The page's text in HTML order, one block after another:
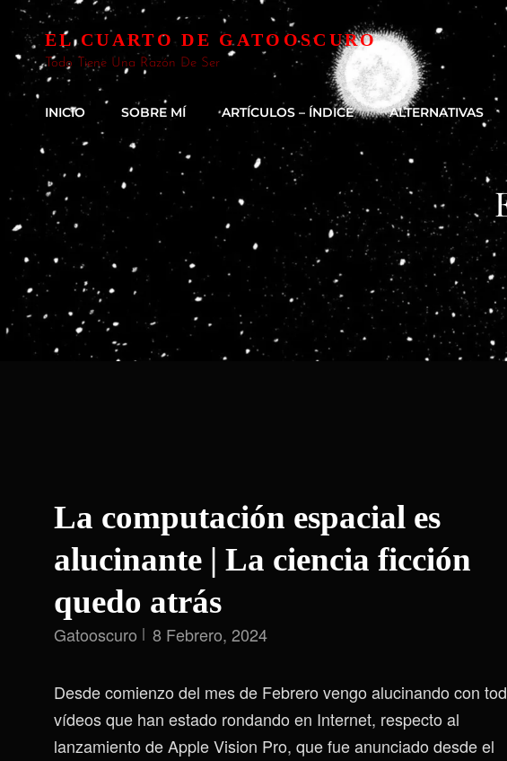
EL CUARTO DE GATOOSCURO
Todo Tiene Una Razón De Ser
INICIO SOBRE MÍ ARTÍCULOS – ÍNDICE ALTERNATIVAS
La computación espacial es
alucinante | La ciencia ficción
quedo atrás
Gatooscuro 8 Febrero, 2024
Desde comienzo del mes de Febrero vengo alucinando con
vídeos que han estado rondando en Internet, respecto al
lanzamiento de Apple Vision Pro, que fue anunciado desde el